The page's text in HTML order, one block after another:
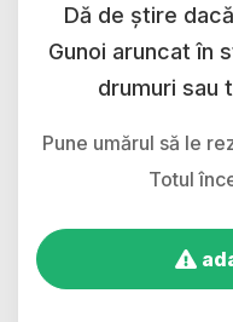
Dă de știre
Gunoi aruncat în
drumuri sau
Pune umărul să le
Totul